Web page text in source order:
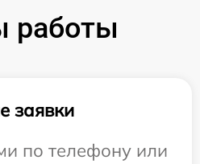
работы
заявки
по телефону или